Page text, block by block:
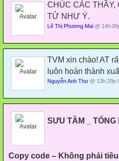
CHÚC CÁC THẦY,
TỬ NHƯ Ý.
Lê Thị Phương Mai @
TVM xin chào! AT
luôn hoàn thành
Nguyễn Anh Thư @ 13h:29p
SƯU TẦM _
Copy code – Không phải